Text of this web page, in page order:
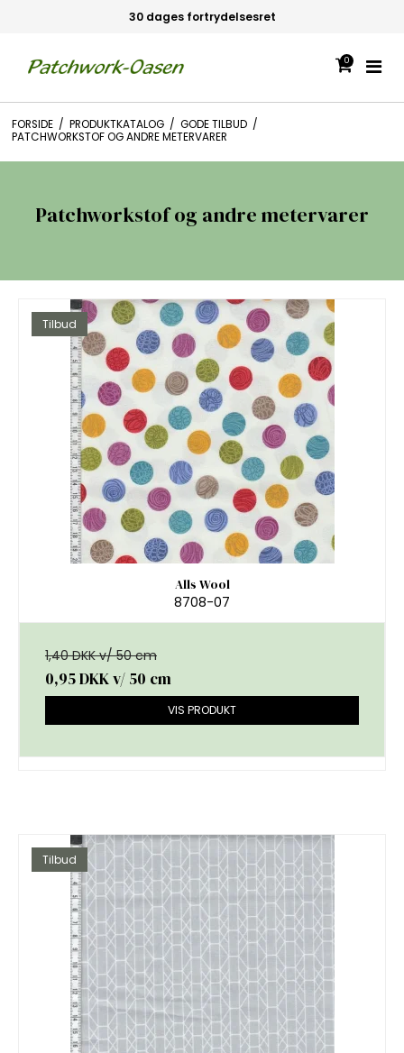
Gratis fragt ved køb over 699,-
0
FORSIDE / PRODUKTKATALOG / GODE TILBUD /
PATCHWORKSTOF OG ANDRE METERVARER
Patchworkstof og andre metervarer
Tilbud
Alls Wool
8708-07
1,40 DKK v/ 50 cm
0,95 DKKv/ 50 cm
VIS PRODUKT
Tilbud